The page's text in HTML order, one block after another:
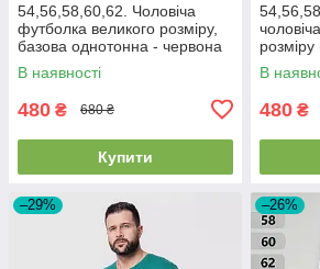
54,56,58,60,62. Чоловіча
футболка великого розміру,
базова однотонна - червона
(теракотова)
В наявності
480 ₴ 680 ₴
Купити
В
480 ₴
–29% –26%